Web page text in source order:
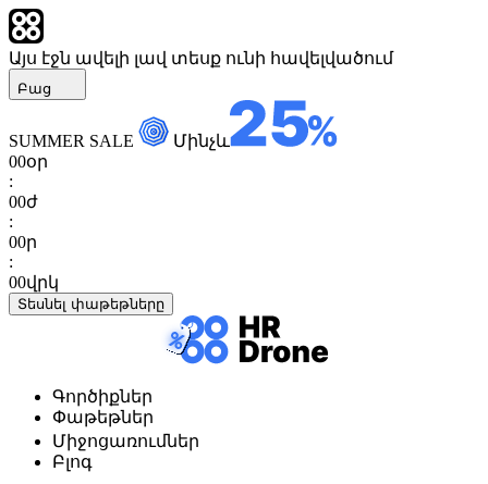
Այս էջն ավելի լավ տեսք ունի հավելվածում
Բաց
SUMMER SALE
Մինչև
00օր
:
00ժ
:
00ր
:
00վրկ
Տեսնել փաթեթները
Գործիքներ
Փաթեթներ
Միջոցառումներ
Բլոգ